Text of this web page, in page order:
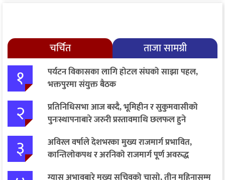
चर्चित ताजा सामग्री
१
पर्यटन विकासका लागि होटल संघको साझा पहल,
भक्तपुरमा संयुक्त बैठक
२
प्रतिनिधिसभा आज बस्दै, भूमिहीन र सुकुमवासीको
पुनःस्थापनाबारे जरुरी प्रस्तावमाथि छलफल हुने
३
अविरल वर्षाले देशभरका मुख्य राजमार्ग प्रभावित,
कान्तिलोकपथ र अरनिको राजमार्ग पूर्ण अवरुद्ध